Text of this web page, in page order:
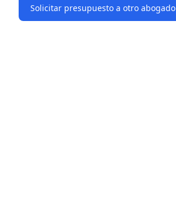
Solicitar presupuesto a otro abogado